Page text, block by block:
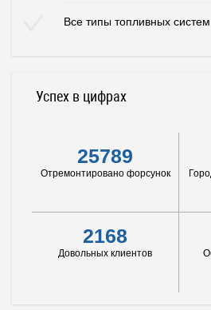
Все типы топливных систем
Успех в цифрах
25789
Отремонтировано форсунок
2168
Довольных клиентов